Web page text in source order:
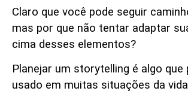
Claro que você pode seguir
mas por que não tentar adaptar
cima desses elementos?
Planejar um storytelling é algo que
usado em muitas situações da